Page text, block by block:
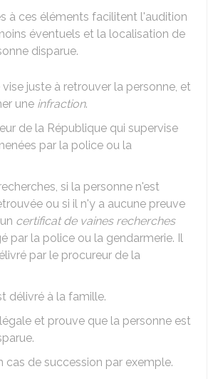
à ces éléments facilitent l'audition
éventuels et la localisation de
disparue.
juste à retrouver la personne, et
une infraction.
de la République qui supervise
par la police ou la
si la personne n'est
ou si il n'y a aucune preuve
certificat de vaines recherches
par la police ou la gendarmerie. Il
par le procureur de la
délivré à la famille.
et prouve que la personne est
cas de succession par exemple.